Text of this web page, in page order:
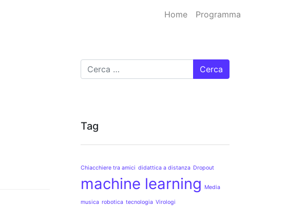
Home Programma
Cerca
Tag
Chiacchiere tra amici didattica a distanza Dropout
machine learning Media
musica robotica tecnologia Virologi